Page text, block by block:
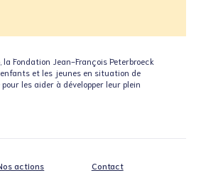
la Fondation Jean-François Peterbroeck
et les jeunes en situation de
les aider à développer leur plein
actions
Contact